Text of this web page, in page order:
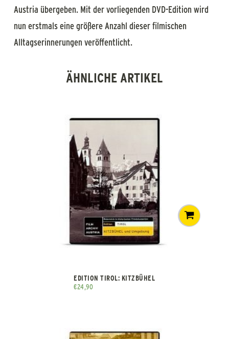
Austria übergeben. Mit der vorliegenden DVD-Edition wird
nun erstmals eine größere Anzahl dieser filmischen
Alltagserinnerungen veröffentlicht.
ÄHNLICHE ARTIKEL
EDITION TIROL: KITZBÜHEL
€24,90